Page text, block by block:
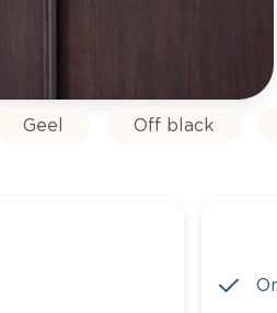
Geel Off black